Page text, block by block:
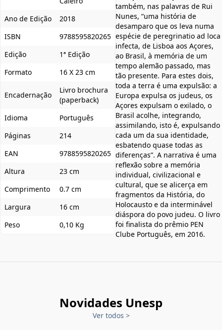
Ano de Edição
2018
ISBN
9788595820265
Edição
1ª Edição
Formato
16 X 23 cm
Encadernação
Livro brochura
(paperback)
Idioma
Português
Páginas
214
EAN
9788595820265
Altura
23 cm
Comprimento
0.7 cm
Largura
16 cm
Peso
0,10 Kg
também, nas palavras de Rui
Nunes, “uma história de
desamparo que os leva numa
espécie de peregrinatio ad loca
infecta, de Lisboa aos Açores,
ao Brasil, à memória de um
tempo alemão passado, mas
tão presente. Para estes dois,
toda a terra é uma expulsão: a
Europa expulsa os judeus, os
Açores expulsam o exilado, o
Brasil acolhe, integrando,
assimilando, isto é, expulsando
cada um da sua identidade,
esbatendo quase todas as
diferenças”. A narrativa é uma
reflexão sobre a memória
individual, civilizacional e
cultural, que se alicerça em
fragmentos da História, do
Holocausto e da interminável
diáspora do povo judeu. O livro
foi finalista do prêmio PEN
Clube Português, em 2016.
Novidades Unesp
Ver todos >